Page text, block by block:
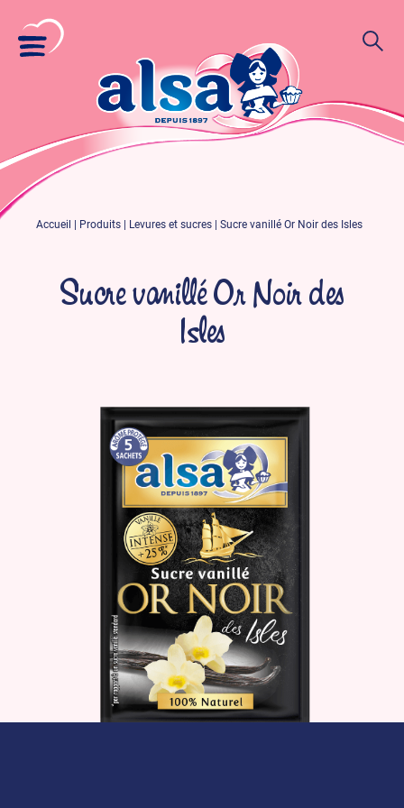
Accueil Produits Levures et sucres Sucre vanillé Or Noir des Isles
Sucre vanillé Or Noir des
Isles